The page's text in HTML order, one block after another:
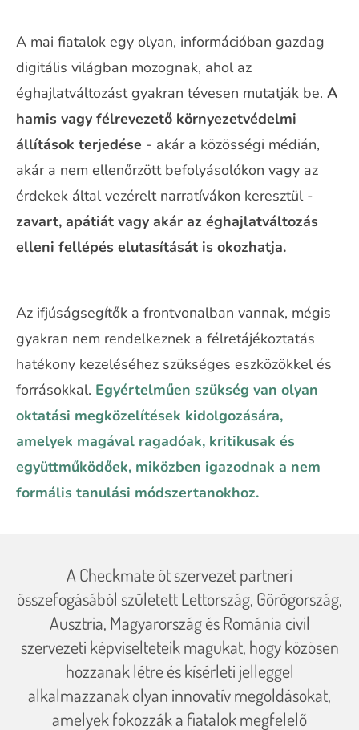
A mai fiatalok egy olyan, információban gazdag
digitális világban mozognak, ahol az
éghajlatváltozást gyakran tévesen mutatják be. A
hamis vagy félrevezető környezetvédelmi
állítások terjedése - akár a közösségi médián,
akár a nem ellenőrzött befolyásolókon vagy az
érdekek által vezérelt narratívákon keresztül -
zavart, apátiát vagy akár az éghajlatváltozás
elleni fellépés elutasítását is okozhatja.
Az ifjúságsegítők a frontvonalban vannak, mégis
gyakran nem rendelkeznek a félretájékoztatás
hatékony kezeléséhez szükséges eszközökkel és
forrásokkal. Egyértelműen szükség van olyan
oktatási megközelítések kidolgozására,
amelyek magával ragadóak, kritikusak és
együttműködőek, miközben igazodnak a nem
formális tanulási módszertanokhoz.
A Checkmate öt szervezet partneri
összefogásából született Lettország, Görögország,
Ausztria, Magyarország és Románia civil
szervezeti képviselteteik magukat, hogy közösen
hozzanak létre és kísérleti jelleggel
alkalmazzanak olyan innovatív megoldásokat,
amelyek fokozzák a fiatalok megfelelő